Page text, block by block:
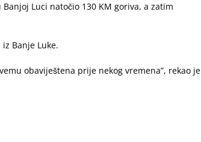
Luci natočio 130 KM goriva, a zatim
Banje Luke.
obaviještena prije nekog vremena”, rekao je